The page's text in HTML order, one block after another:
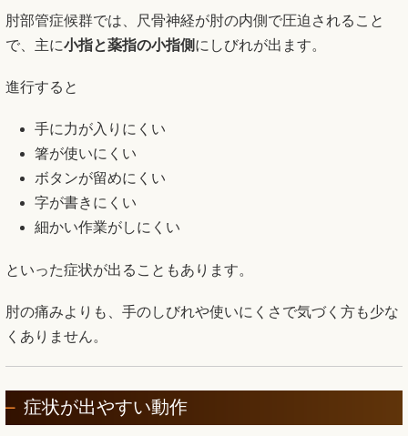
肘部管症候群では、尺骨神経が肘の内側で圧迫されること
で、主に小指と薬指の小指側 にしびれが出ます。
進行すると
手に力が入りにくい
箸が使いにくい
ボタンが留めにくい
字が書きにくい
細かい作業がしにくい
といった症状が出ることもあります。
肘の痛みよりも、手のしびれや使いにくさで気づく方も少な
くありません。
症状が出やすい動作